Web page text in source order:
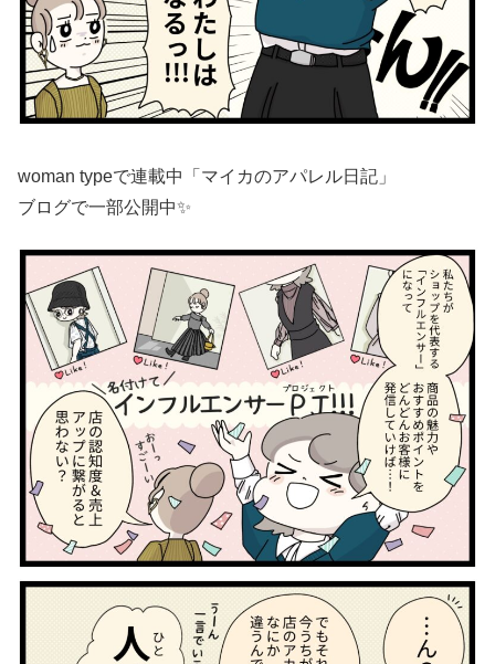
woman typeで連載中「 マイカのアパレル日記 」
ブログで一部公開中✨